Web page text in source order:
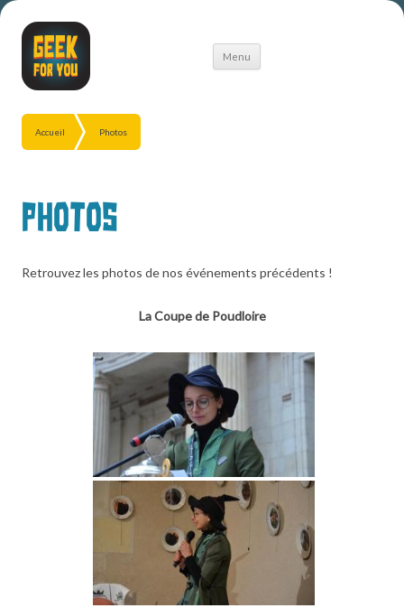
Menu
Aller
Accueil Photos
Photos
Retrouvez les photos de nos événements précédents !
La Coupe de Poudloire